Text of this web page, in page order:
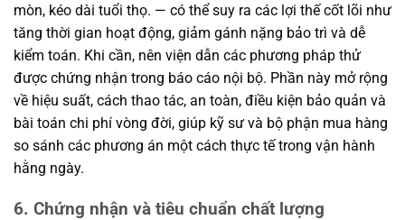
mòn, kéo dài tuổi thọ. — có thể suy ra các lợi thế cốt lõi như
tăng thời gian hoạt động, giảm gánh nặng bảo trì và dễ
kiểm toán. Khi cần, nên viện dẫn các phương pháp thử
được chứng nhận trong báo cáo nội bộ. Phần này mở rộng
về hiệu suất, cách thao tác, an toàn, điều kiện bảo quản và
bài toán chi phí vòng đời, giúp kỹ sư và bộ phận mua hàng
so sánh các phương án một cách thực tế trong vận hành
hằng ngày.
6. Chứng nhận và tiêu chuẩn chất lượng